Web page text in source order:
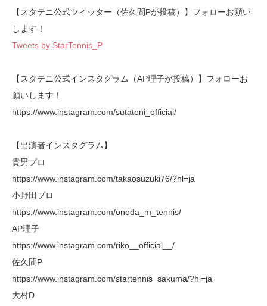
【スタテニ公式ツイッター（佐久間Pが投稿）】フォローお願い
します！
Tweets by StarTennis_P
【スタテニ公式インスタグラム（AP理子が投稿）】フォローお
願いします！
https://www.instagram.com/sutateni_official/
【出演者インスタグラム】
貴男プロ
https://www.instagram.com/takaosuzuki76/?hl=ja
小野田プロ
https://www.instagram.com/onoda_m_tennis/
AP理子
https://www.instagram.com/riko__official__/
佐久間P
https://www.instagram.com/startennis_sakuma/?hl=ja
大村D